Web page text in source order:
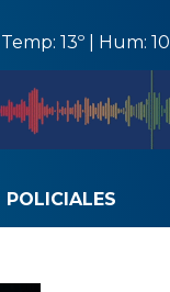
Temp: 13º | Hum:
POLICIALES